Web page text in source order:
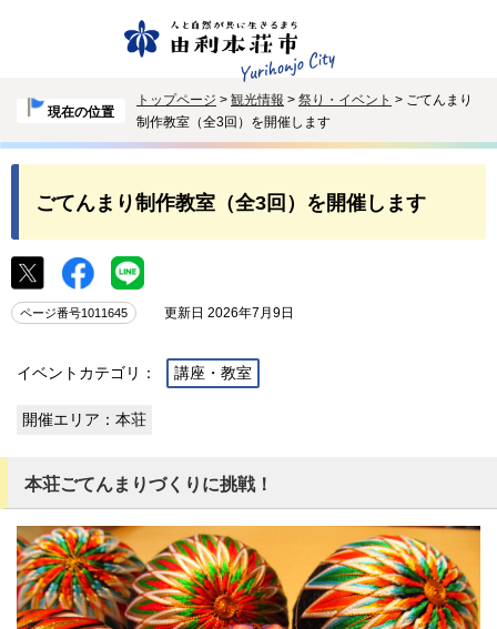
現在の位置
トップページ > 観光情報 > 祭り・イベント > ごてんまり
制作教室（全3回）を開催します
ごてんまり制作教室（全3回）を開催します
ページ番号1011645 更新日 2026年7月9日
イベントカテゴリ： 講座・教室
開催エリア：本荘
本荘ごてんまりづくりに挑戦！